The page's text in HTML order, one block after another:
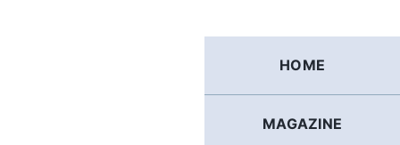
HOME
MAGAZINE